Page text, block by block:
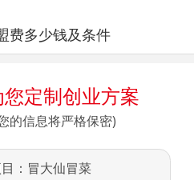
费多少钱及条件
定制创业方案
的信息将严格保密)
：冒大仙冒菜